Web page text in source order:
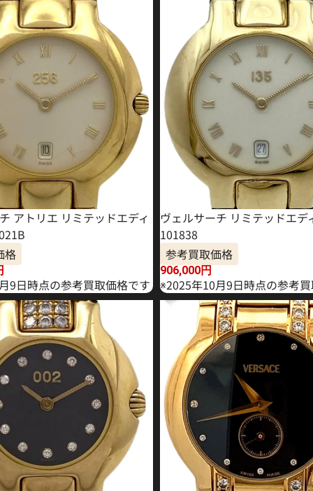
アトリエ リミテッドエディ
格
9日時点の参考買取価格です
ヴェルサーチ リミテッドエデ
101838
参考買取価格
906,000円
※2025年10月9日時点の参考